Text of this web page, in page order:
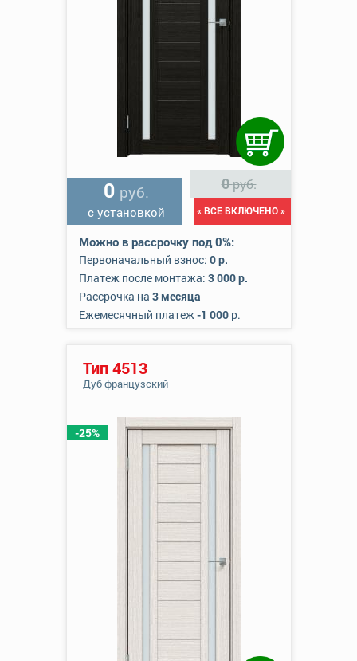
0 руб.
с установкой
0руб.
« ВСЕ ВКЛЮЧЕНО »
Можно в рассрочку под 0%:
Первоначальный взнос: 0 р.
Платеж после монтажа: 3 000 р.
Рассрочка на 3 месяца
Ежемесячный платеж-1 000р.
-25%
Тип 4513
Дуб французский